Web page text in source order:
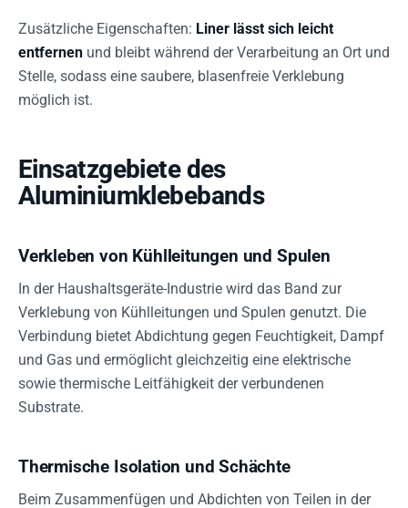
Zusätzliche Eigenschaften: Liner lässt sich leicht
entfernen und bleibt während der Verarbeitung an Ort und
Stelle, sodass eine saubere, blasenfreie Verklebung
möglich ist.
Einsatzgebiete des
Aluminiumklebebands
Verkleben von Kühlleitungen und Spulen
In der Haushaltsgeräte-Industrie wird das Band zur
Verklebung von Kühlleitungen und Spulen genutzt. Die
Verbindung bietet Abdichtung gegen Feuchtigkeit, Dampf
und Gas und ermöglicht gleichzeitig eine elektrische
sowie thermische Leitfähigkeit der verbundenen
Substrate.
Thermische Isolation und Schächte
Beim Zusammenfügen und Abdichten von Teilen in der